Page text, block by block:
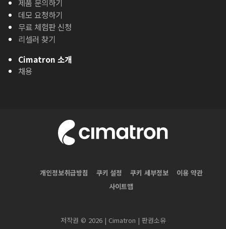
제품 문의하기
데모 요청하기
무료 체험판 신청
리셀러 찾기
Cimatron 소개
채용
개인정보취급방침 쿠키 설정 쿠키 세부정보
이용 약관
사이트맵
저작권 © 2026 | Cimatron | 판권소유